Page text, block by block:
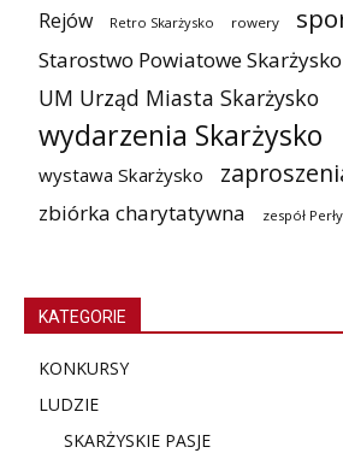
Rejów Retro Skarżysko rowery
Starostwo Powiatowe Skarżysko
UM Urząd Miasta Skarżysko
wydarzenia Skarżysko
wystawa Skarżysko
zbiórka charytatywna zespół
KATEGORIE
KONKURSY
LUDZIE
SKARŻYSKIE PASJE